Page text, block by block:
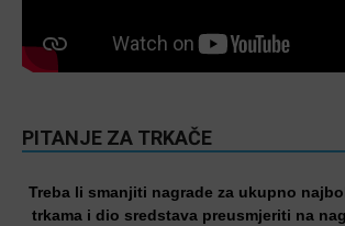
PITANJE ZA TRKAČE
Treba li smanjiti nagrade za ukupno
trkama i dio sredstava preusmjeriti na